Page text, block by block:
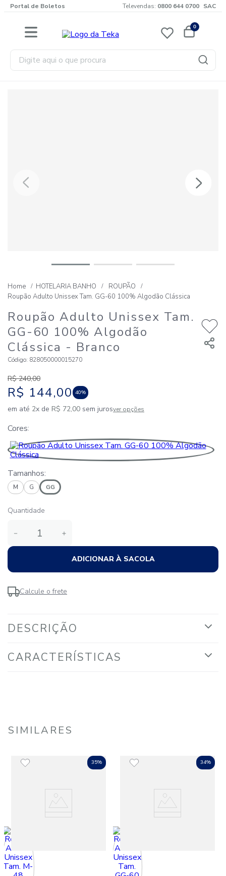
Portal de Boletos Televendas: 0800 644 0700 SAC
0
Digite aqui o que procura
HOTELARIA BANHO
ROUPÃO
Roupão Adulto Unissex Tam. GG-60 100% Algodão Clássica
Roupão Adulto Unissex Tam.
GG-60 100% Algodão
Clássica - Branco
Código: 828050000015270
R$ 240,00
R$ 144,00 40%
em até 2x de R$ 72,00 sem jurosver opções
Cores
Tamanhos:
M G GG
Quantidade
＋
－
ADICIONAR À SACOLA
Calcule o frete
DESCRIÇÃO
CARACTERÍSTICAS
SIMILARES
35% 34%